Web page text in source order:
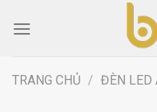
TRANG CHỦ / ĐÈN LED